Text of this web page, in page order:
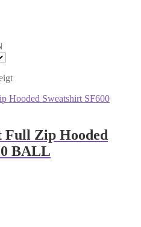
Full Zip Hooded
BALL